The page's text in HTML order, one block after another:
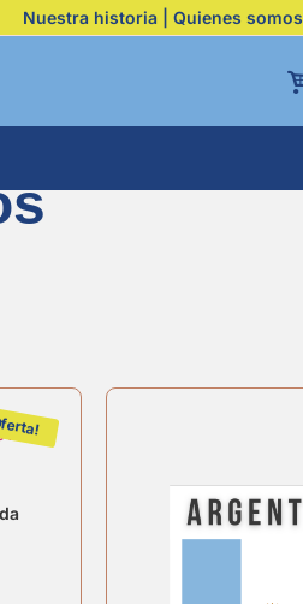
Nuestra historia | Quienes somos